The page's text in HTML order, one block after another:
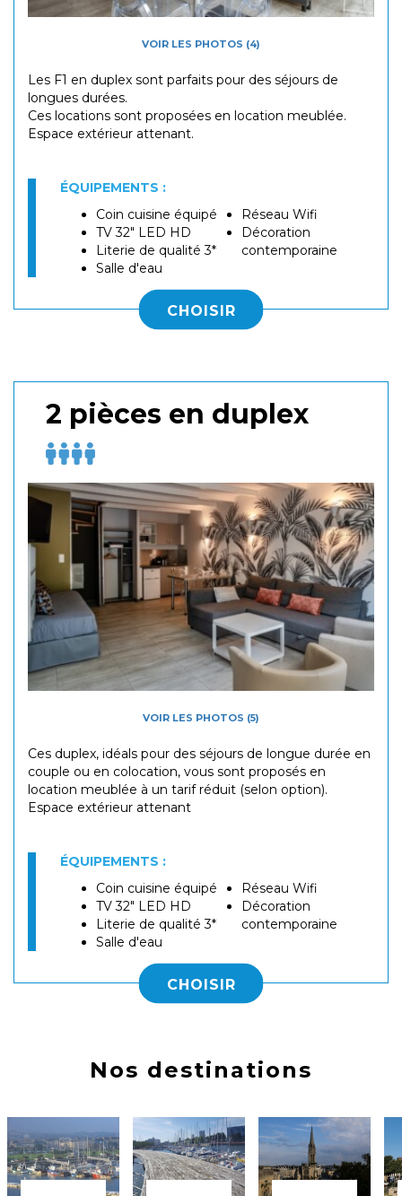
VOIR LES PHOTOS (4)
Les F1 en duplex sont parfaits pour des séjours de
longues durées.
Ces locations sont proposées en location meublée.
​Espace extérieur attenant.
ÉQUIPEMENTS :
Coin cuisine équipé
TV 32" LED HD
Literie de qualité 3*
Salle d'eau
Réseau Wifi
Décoration
contemporaine
CHOISIR
2 pièces en duplex
VOIR LES PHOTOS (5)
Ces duplex, idéals pour des séjours de longue durée en
couple ou en colocation, vous sont proposés en
location meublée à un tarif réduit (selon option).
​Espace extérieur attenant
ÉQUIPEMENTS :
Coin cuisine équipé
TV 32" LED HD
Literie de qualité 3*
Salle d'eau
Réseau Wifi
Décoration
contemporaine
CHOISIR
Nos destinations